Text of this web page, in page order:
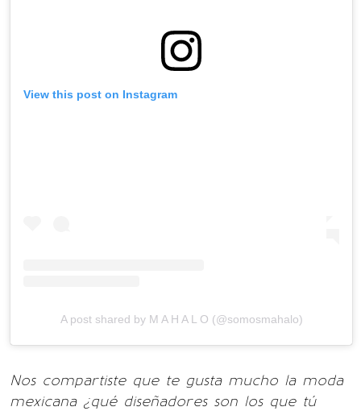
View this post on Instagram
A post shared by M A H A L O (@somosmahalo)
Nos compartiste que te gusta mucho la moda
mexicana ¿qué diseñadores son los que tú